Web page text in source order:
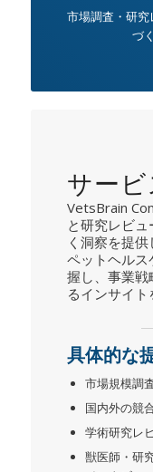
市場調査・研
づ
サー
VetsBrain
と研究レビ
く洞察を提供
ペットヘル
握し、事業戦
るインサイト
具体的な
市場規模調
国内外の競
学術研究レ
獣医師・研